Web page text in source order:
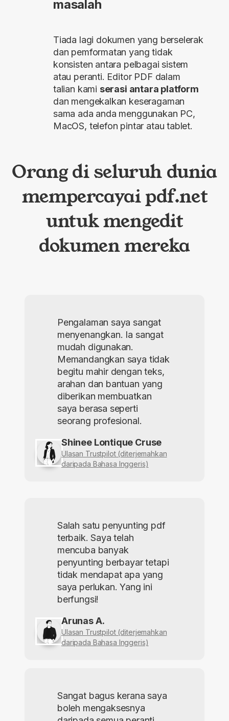
masalah
Tiada lagi dokumen yang berselerak
dan pemformatan yang tidak
konsisten antara pelbagai sistem
atau peranti. Editor PDF dalam
talian kami serasi antara platform
dan mengekalkan keseragaman
sama ada anda menggunakan PC,
MacOS, telefon pintar atau tablet.
Orang di seluruh dunia
mempercayai pdf.net
untuk mengedit
dokumen mereka
Pengalaman saya sangat
menyenangkan. Ia sangat
mudah digunakan.
Memandangkan saya tidak
begitu mahir dengan teks,
arahan dan bantuan yang
diberikan membuatkan
saya berasa seperti
seorang profesional.
Shinee Lontique Cruse
Ulasan Trustpilot (diterjemahkan
daripada Bahasa Inggeris)
Salah satu penyunting pdf
terbaik. Saya telah
mencuba banyak
penyunting berbayar tetapi
tidak mendapat apa yang
saya perlukan. Yang ini
berfungsi!
Arunas A.
Ulasan Trustpilot (diterjemahkan
daripada Bahasa Inggeris)
Sangat bagus kerana saya
boleh mengaksesnya